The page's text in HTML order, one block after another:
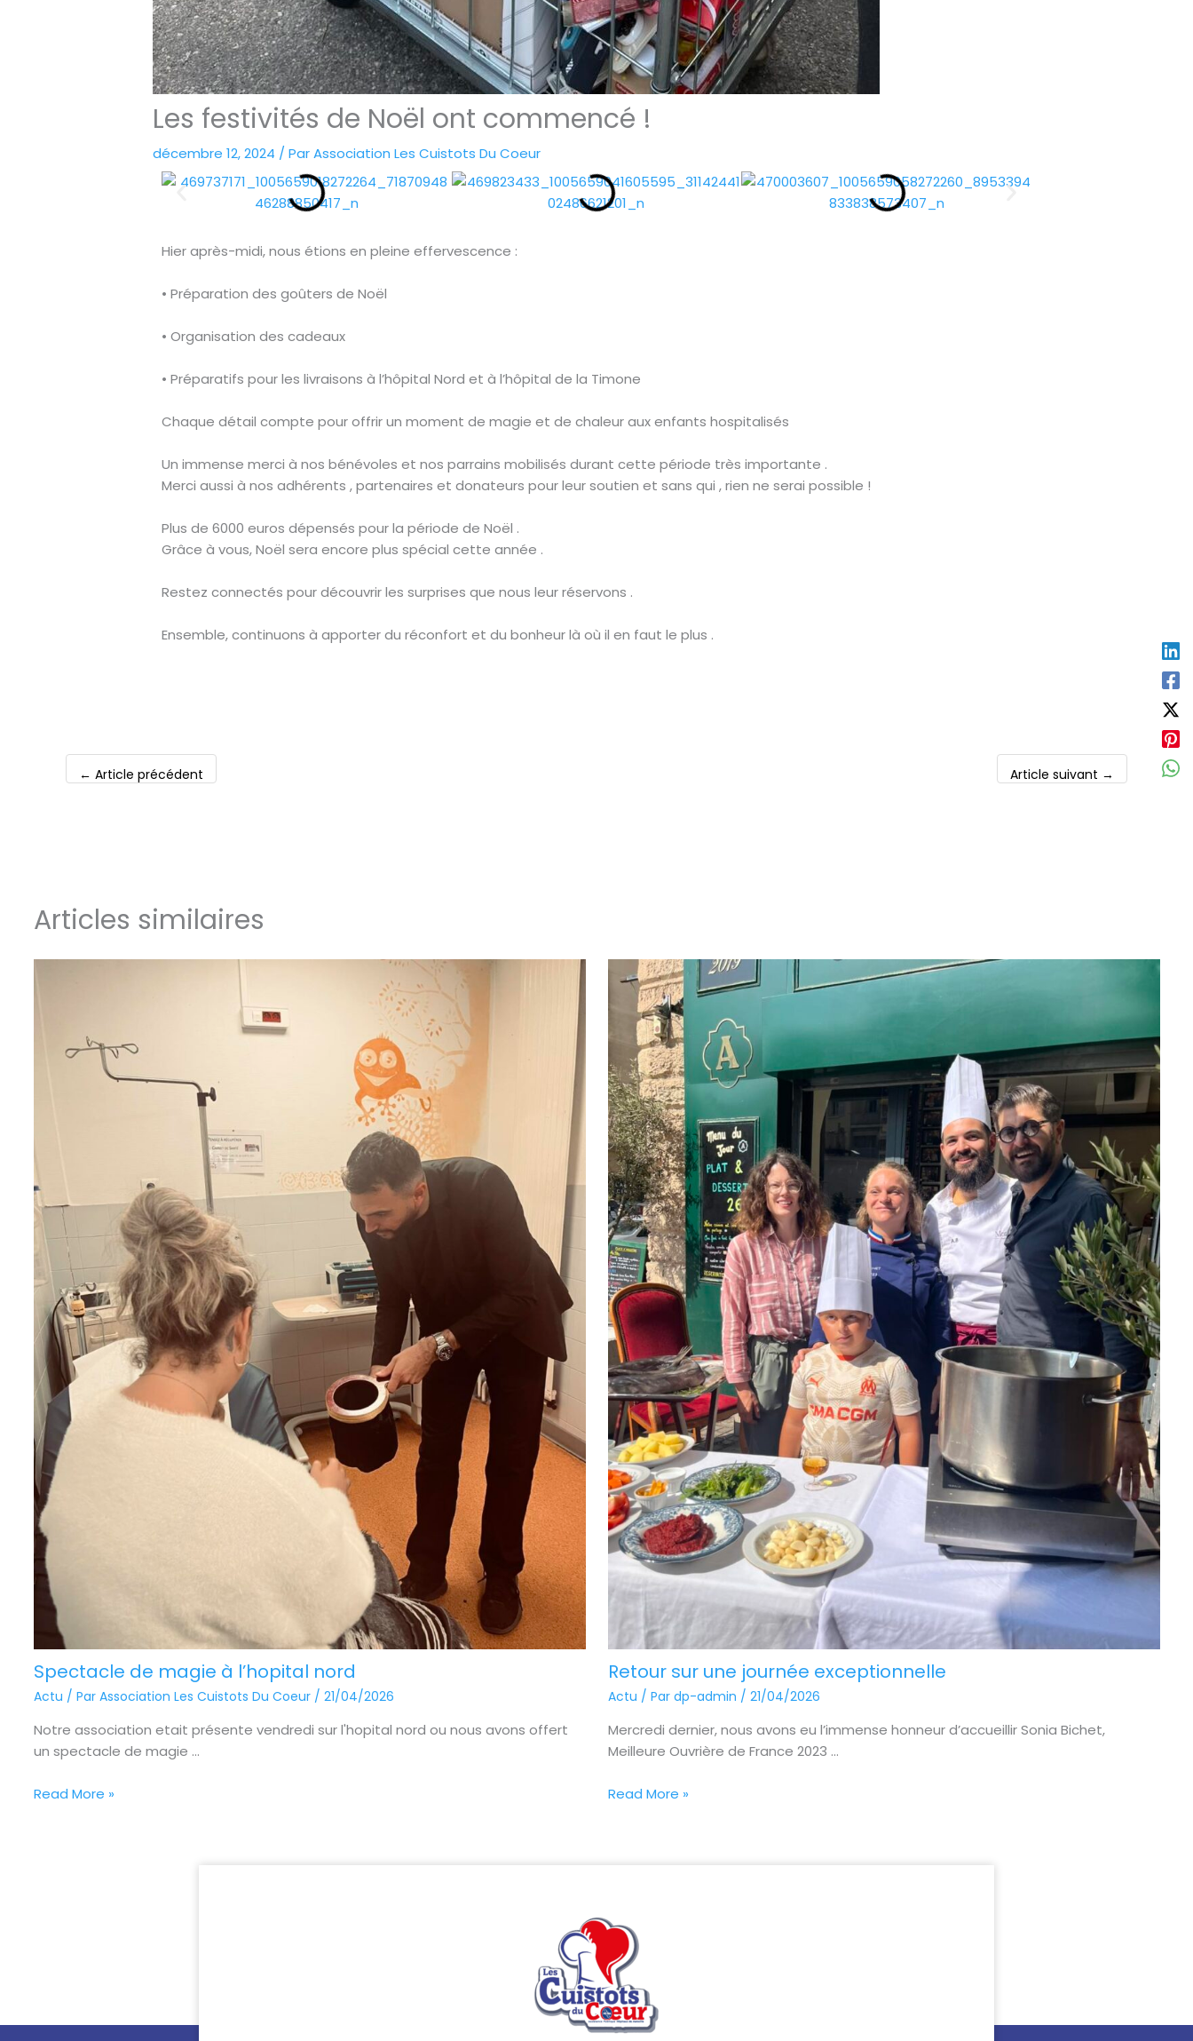
Les festivités de Noël ont commencé !
décembre 12, 2024 / ParAssociation Les Cuistots Du Coeur
Hier après-midi, nous étions en pleine effervescence :
• Préparation des goûters de Noël
• Organisation des cadeaux
• Préparatifs pour les livraisons à l’hôpital Nord et à l’hôpital de la Timone
Chaque détail compte pour offrir un moment de magie et de chaleur aux enfants hospitalisés
Un immense merci à nos bénévoles et nos parrains mobilisés durant cette période très importante .
Merci aussi à nos adhérents , partenaires et donateurs pour leur soutien et sans qui , rien ne serai possible !
Plus de 6000 euros dépensés pour la période de Noël .
Grâce à vous, Noël sera encore plus spécial cette année .
Restez connectés pour découvrir les surprises que nous leur réservons .
Ensemble, continuons à apporter du réconfort et du bonheur là où il en faut le plus .
← Article précédent Article suivant →
Articles similaires
Spectacle de magie à l’hopital nord
Actu / Par Association Les Cuistots Du Coeur / 21/04/2026
Notre association etait présente vendredi sur l'hopital nord ou nous avons offert
un spectacle de magie ...
Read More »
Retour sur une journée exceptionnelle
Actu / Par dp-admin / 21/04/2026
Mercredi dernier, nous avons eu l’immense honneur d’accueillir Sonia Bichet,
Meilleure Ouvrière de France 2023 ...
Read More »